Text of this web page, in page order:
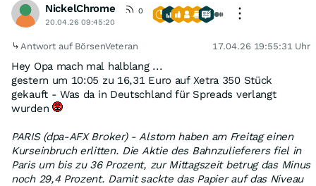
NickelChrome
0
20.04.26 09:45:20
Antwort auf BörsenVeteran 17.04.26 19:55:31 Uhr
Hey Opa mach mal halblang ...
gestern um 10:05 zu 16,31 Euro auf Xetra 350 Stück
gekauft - Was da in Deutschland für Spreads verlangt
wurden
PARIS (dpa-AFX Broker) - Alstom haben am Freitag einen
Kurseinbruch erlitten. Die Aktie des Bahnzulieferers fiel in
Paris um bis zu 36 Prozent, zur Mittagszeit betrug das Minus
noch 29,4 Prozent. Damit sackte das Papier auf das Niveau